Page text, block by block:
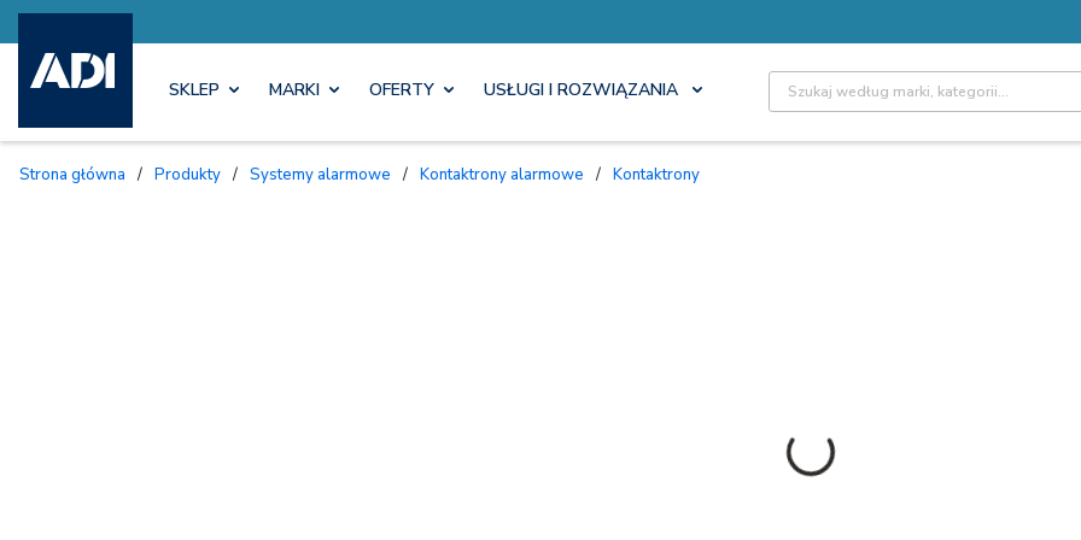
SKLEP MARKI OFERTY USŁUGI I ROZWIĄZANIA Site Search
Strona główna / Produkty / Systemy alarmowe / Kontaktrony alarmowe / Kontaktrony